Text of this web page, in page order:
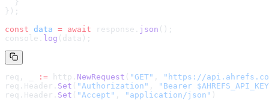
  }
});
const data = await response. json ();
console. log (data);
req, _ := http. NewRequest ( "GET" , " https://
req.Header. Set ( "Authorization" ,
"Bearer
req.Header. Set ( "Accept" , "application/json" )